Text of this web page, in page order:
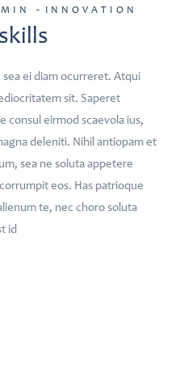
INNOVATION
ei diam ocurreret. Atqui
sit. Saperet
consul eirmod scaevola ius,
deleniti. Nihil antiopam et
sea ne soluta appetere
eos. Has patrioque
te, nec choro soluta
id